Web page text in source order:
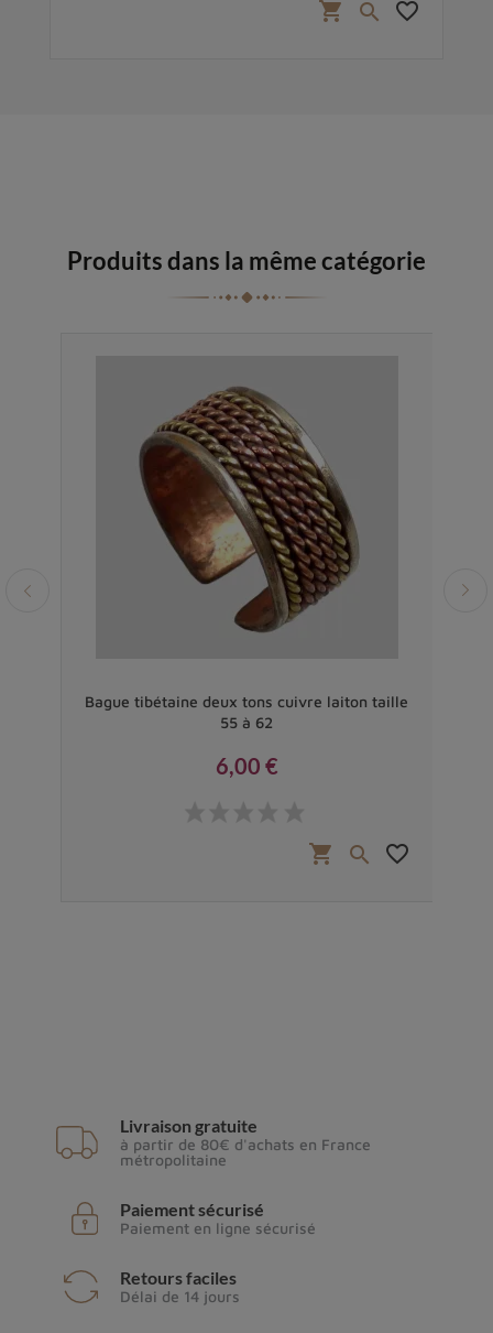
shopping_cart  favorite_border
Produits dans la même catégorie
Bague tibétaine deux tons cuivre laiton taille
55 à 62
6,00 €
shopping_cart  favorite_border
Livraison gratuite
à partir de 80€ d'achats en France
métropolitaine
Paiement sécurisé
Paiement en ligne sécurisé
Retours faciles
Délai de 14 jours